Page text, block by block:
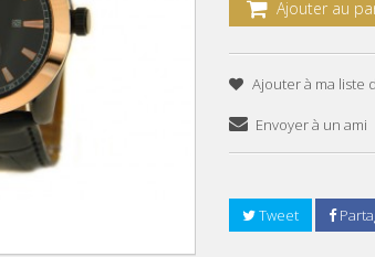
Ajouter au
Ajouter à ma liste
Envoyer à un ami
Tweet